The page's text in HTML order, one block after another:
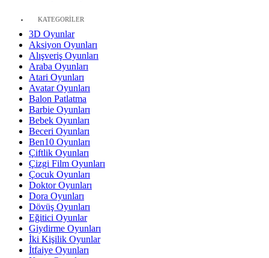
KATEGORİLER
3D Oyunlar
Aksiyon Oyunları
Alışveriş Oyunları
Araba Oyunları
Atari Oyunları
Avatar Oyunları
Balon Patlatma
Barbie Oyunları
Bebek Oyunları
Beceri Oyunları
Ben10 Oyunları
Çiftlik Oyunları
Çizgi Film Oyunları
Çocuk Oyunları
Doktor Oyunları
Dora Oyunları
Dövüş Oyunları
Eğitici Oyunlar
Giydirme Oyunları
İki Kişilik Oyunlar
İtfaiye Oyunları